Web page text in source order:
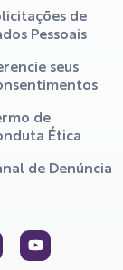
de
Pessoais
seus
de
Ética
de Denúncia